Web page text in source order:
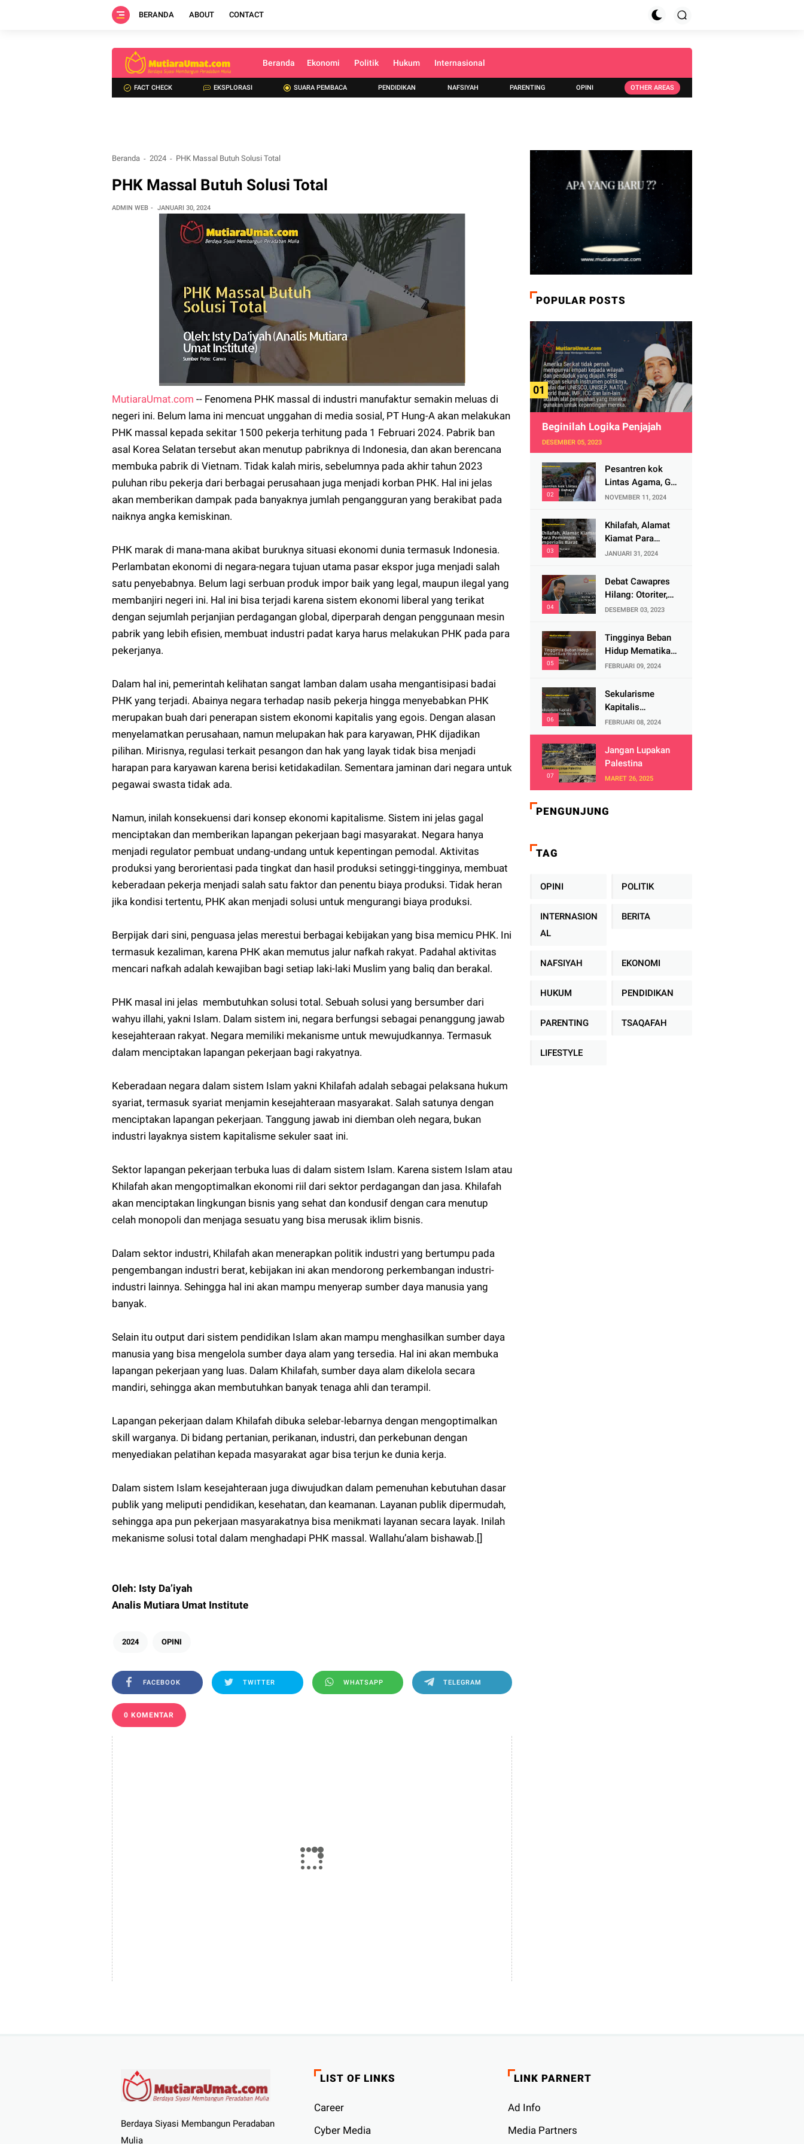
BERANDA ABOUT CONTACT
Beranda Ekonomi Politik Hukum Internasional
FACT CHECK EKSPLORASI SUARA PEMBACA PENDIDIKAN NAFSIYAH PARENTING OPINI OTHER AREAS
Beranda 2024 PHK Massal Butuh Solusi Total
PHK Massal Butuh Solusi Total
ADMIN WEB JANUARI 30, 2024
MutiaraUmat.com -- Fenomena PHK massal di industri manufaktur semakin meluas di
negeri ini. Belum lama ini mencuat unggahan di media sosial, PT Hung-A akan melakukan
PHK massal kepada sekitar 1500 pekerja terhitung pada 1 Februari 2024. Pabrik ban
asal Korea Selatan tersebut akan menutup pabriknya di Indonesia, dan akan berencana
membuka pabrik di Vietnam. Tidak kalah miris, sebelumnya pada akhir tahun 2023
puluhan ribu pekerja dari berbagai perusahaan juga menjadi korban PHK. Hal ini jelas
akan memberikan dampak pada banyaknya jumlah pengangguran yang berakibat pada
naiknya angka kemiskinan.
PHK marak di mana-mana akibat buruknya situasi ekonomi dunia termasuk Indonesia.
Perlambatan ekonomi di negara-negara tujuan utama pasar ekspor juga menjadi salah
satu penyebabnya. Belum lagi serbuan produk impor baik yang legal, maupun ilegal yang
membanjiri negeri ini. Hal ini bisa terjadi karena sistem ekonomi liberal yang terikat
dengan sejumlah perjanjian perdagangan global, diperparah dengan penggunaan mesin
pabrik yang lebih efisien, membuat industri padat karya harus melakukan PHK pada para
pekerjanya.
Dalam hal ini, pemerintah kelihatan sangat lamban dalam usaha mengantisipasi badai
PHK yang terjadi. Abainya negara terhadap nasib pekerja hingga menyebabkan PHK
merupakan buah dari penerapan sistem ekonomi kapitalis yang egois. Dengan alasan
menyelamatkan perusahaan, namun melupakan hak para karyawan, PHK dijadikan
pilihan. Mirisnya, regulasi terkait pesangon dan hak yang layak tidak bisa menjadi
harapan para karyawan karena berisi ketidakadilan. Sementara jaminan dari negara untuk
pegawai swasta tidak ada.
Namun, inilah konsekuensi dari konsep ekonomi kapitalisme. Sistem ini jelas gagal
menciptakan dan memberikan lapangan pekerjaan bagi masyarakat. Negara hanya
menjadi regulator pembuat undang-undang untuk kepentingan pemodal. Aktivitas
produksi yang berorientasi pada tingkat dan hasil produksi setinggi-tingginya, membuat
keberadaan pekerja menjadi salah satu faktor dan penentu biaya produksi. Tidak heran
jika kondisi tertentu, PHK akan menjadi solusi untuk mengurangi biaya produksi.
Berpijak dari sini, penguasa jelas merestui berbagai kebijakan yang bisa memicu PHK. Ini
termasuk kezaliman, karena PHK akan memutus jalur nafkah rakyat. Padahal aktivitas
mencari nafkah adalah kewajiban bagi setiap laki-laki Muslim yang baliq dan berakal.
PHK masal ini jelas membutuhkan solusi total. Sebuah solusi yang bersumber dari
wahyu illahi, yakni Islam. Dalam sistem ini, negara berfungsi sebagai penanggung jawab
kesejahteraan rakyat. Negara memiliki mekanisme untuk mewujudkannya. Termasuk
dalam menciptakan lapangan pekerjaan bagi rakyatnya.
Keberadaan negara dalam sistem Islam yakni Khilafah adalah sebagai pelaksana hukum
syariat, termasuk syariat menjamin kesejahteraan masyarakat. Salah satunya dengan
menciptakan lapangan pekerjaan. Tanggung jawab ini diemban oleh negara, bukan
industri layaknya sistem kapitalisme sekuler saat ini.
Sektor lapangan pekerjaan terbuka luas di dalam sistem Islam. Karena sistem Islam atau
Khilafah akan mengoptimalkan ekonomi riil dari sektor perdagangan dan jasa. Khilafah
akan menciptakan lingkungan bisnis yang sehat dan kondusif dengan cara menutup
celah monopoli dan menjaga sesuatu yang bisa merusak iklim bisnis.
Dalam sektor industri, Khilafah akan menerapkan politik industri yang bertumpu pada
pengembangan industri berat, kebijakan ini akan mendorong perkembangan industri-
industri lainnya. Sehingga hal ini akan mampu menyerap sumber daya manusia yang
banyak.
Selain itu output dari sistem pendidikan Islam akan mampu menghasilkan sumber daya
manusia yang bisa mengelola sumber daya alam yang tersedia. Hal ini akan membuka
lapangan pekerjaan yang luas. Dalam Khilafah, sumber daya alam dikelola secara
mandiri, sehingga akan membutuhkan banyak tenaga ahli dan terampil.
Lapangan pekerjaan dalam Khilafah dibuka selebar-lebarnya dengan mengoptimalkan
skill warganya. Di bidang pertanian, perikanan, industri, dan perkebunan dengan
menyediakan pelatihan kepada masyarakat agar bisa terjun ke dunia kerja.
Dalam sistem Islam kesejahteraan juga diwujudkan dalam pemenuhan kebutuhan dasar
publik yang meliputi pendidikan, kesehatan, dan keamanan. Layanan publik dipermudah,
sehingga apa pun pekerjaan masyarakatnya bisa menikmati layanan secara layak. Inilah
mekanisme solusi total dalam menghadapi PHK massal. Wallahu’alam bishawab.[]
Oleh: Isty Da’iyah
Analis Mutiara Umat Institute
2024 OPINI
FACEBOOK TWITTER WHATSAPP TELEGRAM
0 KOMENTAR
POPULAR POSTS
Beginilah Logika Penjajah
DESEMBER 05, 2023
Pesantren kok
Lintas Agama, Ga
Bahaya Tah?
NOVEMBER 11, 2024
Khilafah, Alamat
Kiamat Para
Pemimpin
JANUARI 31, 2024
Debat Cawapres
Hilang: Otoriter,
KPU Pengawal
Demokrasi?
DESEMBER 03, 2023
Tingginya Beban
Hidup Mematikan
Fitrah Keibuan
FEBRUARI 09, 2024
Sekularisme
Kapitalis
Mematikan Fitrah
Ibu
FEBRUARI 08, 2024
Jangan Lupakan
Palestina
MARET 26, 2025
PENGUNJUNG
TAG
OPINI POLITIK
INTERNASION
AL
BERITA
NAFSIYAH EKONOMI
HUKUM PENDIDIKAN
PARENTING TSAQAFAH
LIFESTYLE
Berdaya Siyasi Membangun Peradaban
Mulia
LIST OF LINKS
Career
Cyber ​​Media
LINK PARNERT
Ad Info
Media Partners